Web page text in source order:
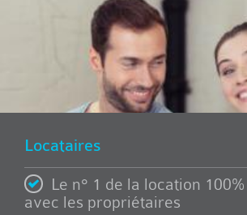
Locataires
Le n° 1 de la location
avec les propriétaires